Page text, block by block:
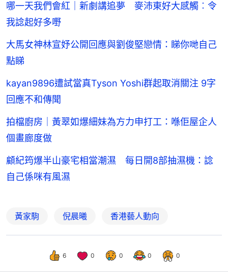
哪一天我們會紅｜新劇講追夢 麥沛東好大感觸︰令
我諗起好多嘢
大馬女神林宣妤公開回應與劉俊堅戀情：睇你哋自己
點睇
kayan9896遭試當真Tyson Yoshi群起取消關注 9字
回應不和傳聞
拍檔廚房｜黃翠如爆細妹為方力申打工：喺佢屋企人
個畫廊度做
顧紀筠爆半山豪宅相當潮濕 每日開8部抽濕機：諗
自己係咪有風濕
黃家駒 倪晨曦 香港藝人動向
6 0 0 0 0